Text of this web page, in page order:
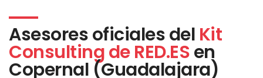
Asesores oficiales del Kit
Consulting de RED.ESen
Copernal (Guadalajara)